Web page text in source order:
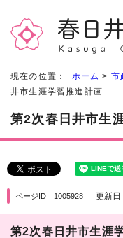
現在の位置： ホーム > 市
井市生涯学習推進計画
第2次春日井市生
ページID 1005928 更新
第2次春日井市生涯